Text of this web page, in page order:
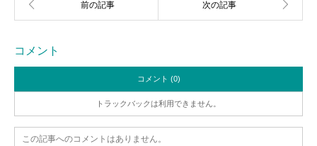
コメント
コメント (0)
トラックバックは利用できません。
この記事へのコメントはありません。